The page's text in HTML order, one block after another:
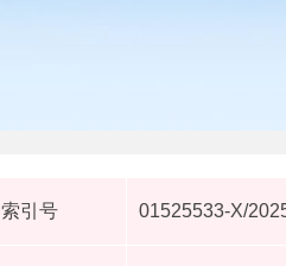
索引号 01525533-X/